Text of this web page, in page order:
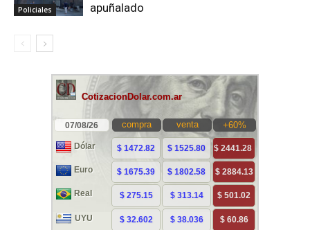
Policiales
apuñalado